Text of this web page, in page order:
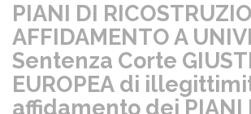
PIANI DI
AFFIDAMENTO A
Sentenza Corte
EUROPEA di
affidamento dei PIANI